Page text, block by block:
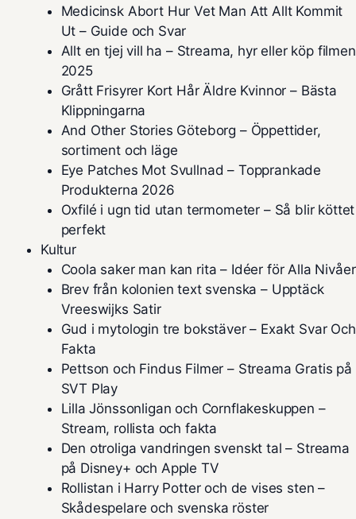
Medicinsk Abort Hur Vet Man Att Allt Kommit
Ut – Guide och Svar
Allt en tjej vill ha – Streama, hyr eller köp filmen
2025
Grått Frisyrer Kort Hår Äldre Kvinnor – Bästa
Klippningarna
And Other Stories Göteborg – Öppettider,
sortiment och läge
Eye Patches Mot Svullnad – Topprankade
Produkterna 2026
Oxfilé i ugn tid utan termometer – Så blir köttet
perfekt
Kultur
Coola saker man kan rita – Idéer för Alla Nivåer
Brev från kolonien text svenska – Upptäck
Vreeswijks Satir
Gud i mytologin tre bokstäver – Exakt Svar Och
Fakta
Pettson och Findus Filmer – Streama Gratis på
SVT Play
Lilla Jönssonligan och Cornflakeskuppen –
Stream, rollista och fakta
Den otroliga vandringen svenskt tal – Streama
på Disney+ och Apple TV
Rollistan i Harry Potter och de vises sten –
Skådespelare och svenska röster